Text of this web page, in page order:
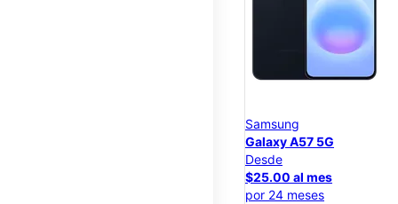
Samsung
Galaxy A57 5G
Desde
$25.00 al mes
por 24 meses